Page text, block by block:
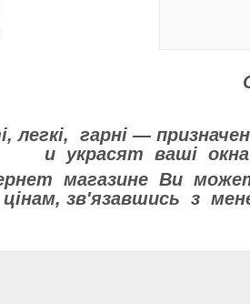
легкі, гарні —
и украсят ваші
магазине Ви
зв'язавшись з